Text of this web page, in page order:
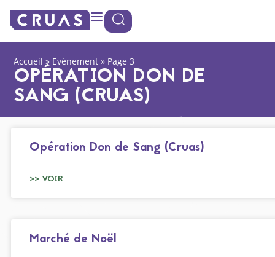
Panneau de gestion des cookies
Accueil » Evènement » Page 3
OPÉRATION DON DE
SANG (CRUAS)
Opération Don de Sang (Cruas)
>> VOIR
Marché de Noël